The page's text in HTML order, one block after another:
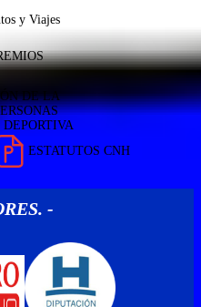
y Viajes
DE LA
ESTATUTOS CNH
-